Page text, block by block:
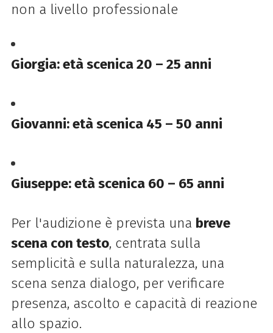
non a livello professionale
Giorgia: età scenica 20 – 25 anni
Giovanni: età scenica 45 – 50 anni
Giuseppe: età scenica 60 – 65 anni
Per l'audizione è prevista una breve
scena con testo, centrata sulla
semplicità e sulla naturalezza, una
scena senza dialogo, per verificare
presenza, ascolto e capacità di reazione
allo spazio.